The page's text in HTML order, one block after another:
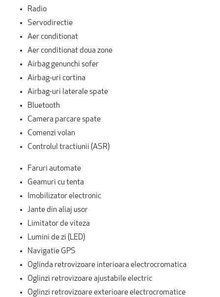
Radio
Servodirectie
Aer conditionat
Aer conditionat doua zone
Airbag genunchi sofer
Airbag-uri cortina
Airbag-uri laterale spate
Bluetooth
Camera parcare spate
Comenzi volan
Controlul tractiunii (ASR)
Faruri automate
Geamuri cu tenta
Imobilizator electronic
Jante din aliaj usor
Limitator de viteza
Lumini de zi (LED)
Navigatie GPS
Oglinda retrovizoare interioara electrocromatica
Oglinzi retrovizoare ajustabile electric
Oglinzi retrovizoare exterioare electrocromatice